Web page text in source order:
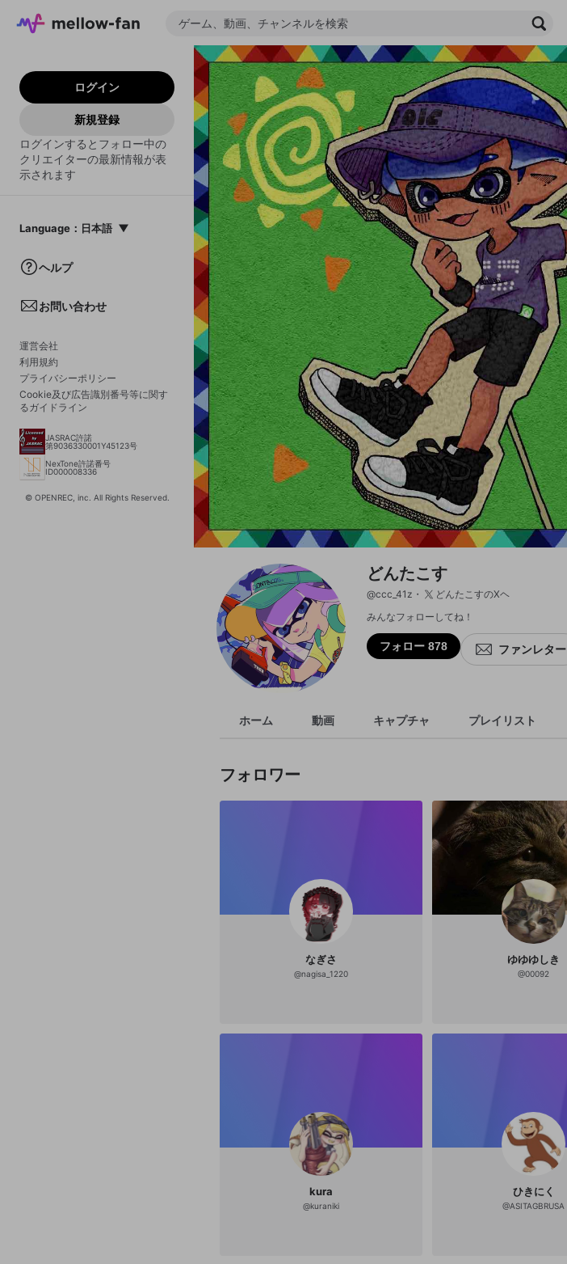
ログイン
新規登録
ログインするとフォロー中の
クリエイターの最新情報が表
示されます
Language ： 日本語
中文(簡体)
ヘルプ
お問い合わせ
運営会社
利用規約
プライバシーポリシー
Cookie及び広告識別番号等に関す
るガイドライン
JASRAC許諾
第9036330001Y45123号
NexTone許諾番号
ID000008336
© OPENREC, inc. All Rights Reserved.
どんたこす
@ccc_41z どんたこすのXヘ
フォロー 878 ファンレター
みんなフォローしてね！
ホーム 動画 キャプチャ プレイリスト
フォロワー
なぎさ
@nagisa_1220
ゆゆゆしき
@00092
kura
@kuraniki
ひきにく
@ASITAGBRUSA